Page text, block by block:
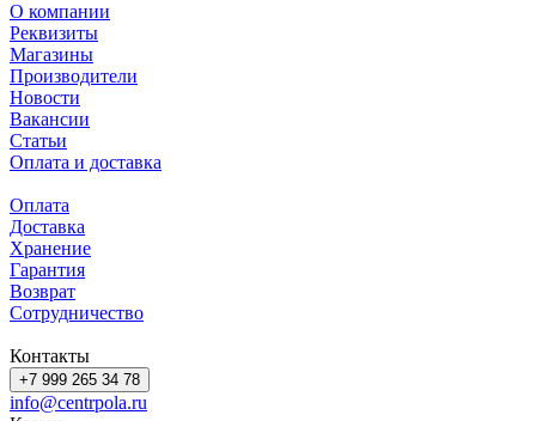
О компании
Реквизиты
Магазины
Производители
Новости
Вакансии
Статьи
Оплата и доставка
Оплата
Доставка
Хранение
Гарантия
Возврат
Сотрудничество
Контакты
+7 999 265 34 78
info@centrpola.ru